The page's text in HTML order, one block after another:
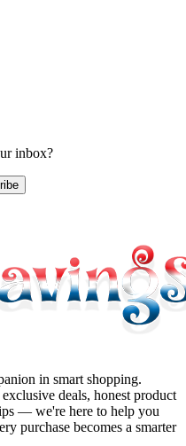
inbox?
in smart shopping.
deals, honest product
— we're here to help you
purchase becomes a smarter